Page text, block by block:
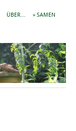
ÜBER… » SAMEN